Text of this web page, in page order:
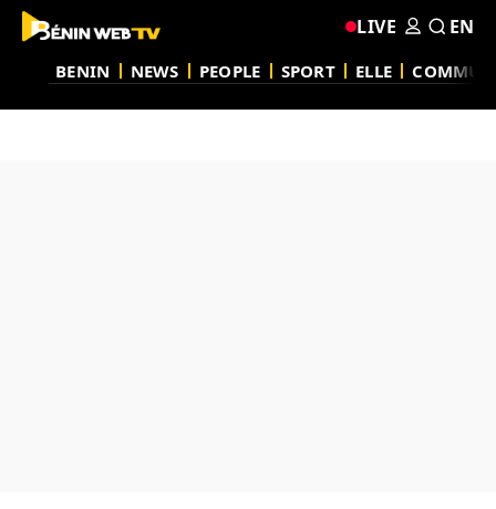
BENIN NEWS PEOPLE SPORT ELLE
LIVE EN